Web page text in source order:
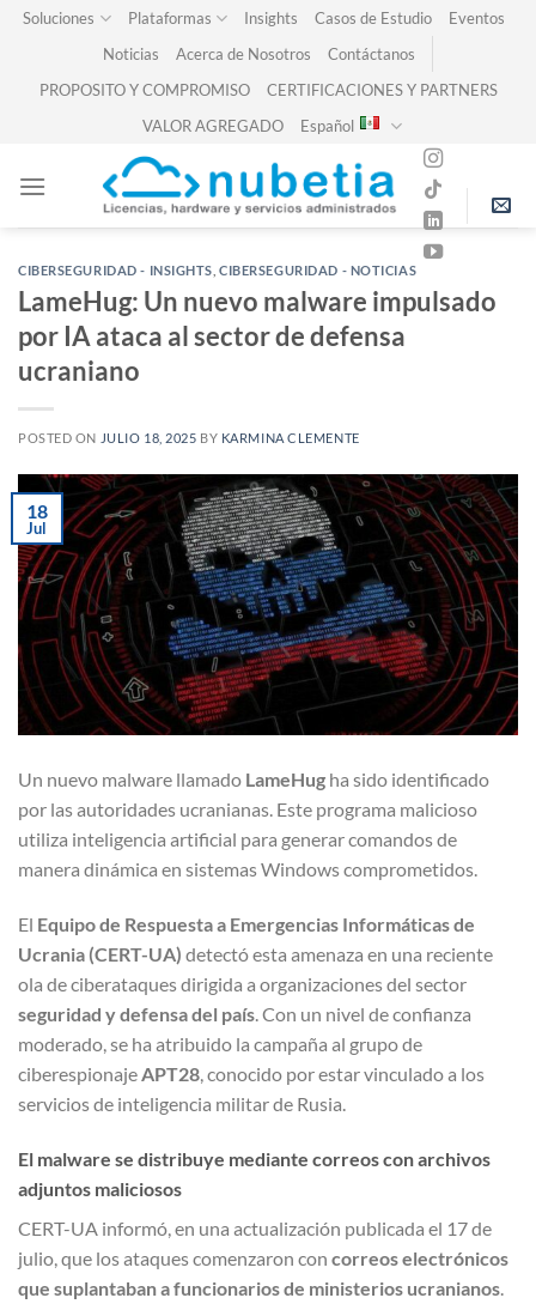
SkipSoluciones Plataformas Insights Casos de Estudio
Eventos
Noticias
Acerca de Nosotros
Contáctanos
PROPOSITO Y COMPROMISO
CERTIFICACIONES Y PARTNERS
VALOR AGREGADO
Español
CIBERSEGURIDAD - INSIGHTS ,CIBERSEGURIDAD - NOTICIAS
LameHug: Un nuevo malware impulsado
por IA ataca al sector de defensa
ucraniano
POSTED ON JULIO 18, 2025 BY KARMINA CLEMENTE
18
Jul
Un nuevo malware llamado LameHug ha sido identificado
por las autoridades ucranianas. Este programa malicioso
utiliza inteligencia artificial para generar comandos de
manera dinámica en sistemas Windows comprometidos.
El Equipo de Respuesta a Emergencias Informáticas de
Ucrania (CERT-UA) detectó esta amenaza en una reciente
ola de ciberataques dirigida a organizaciones del sector
seguridad y defensa del país. Con un nivel de confianza
moderado, se ha atribuido la campaña al grupo de
ciberespionajeAPT28, conocido por estar vinculado a los
servicios de inteligencia militar de Rusia.
El malware se distribuye mediante correos con archivos
adjuntos maliciosos
CERT-UA informó, en una actualización publicada el 17 de
julio, que los ataques comenzaron con correos electrónicos
que suplantaban a funcionarios de ministerios ucranianos.